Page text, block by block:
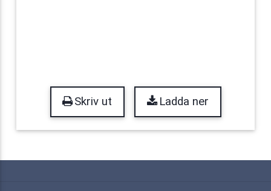
Skriv ut Ladda ner